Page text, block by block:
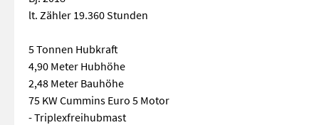
lt. Zähler 19.360 Stunden
5 Tonnen Hubkraft
4,90 Meter Hubhöhe
2,48 Meter Bauhöhe
75 KW Cummins Euro 5 Motor
- Triplexfreihubmast